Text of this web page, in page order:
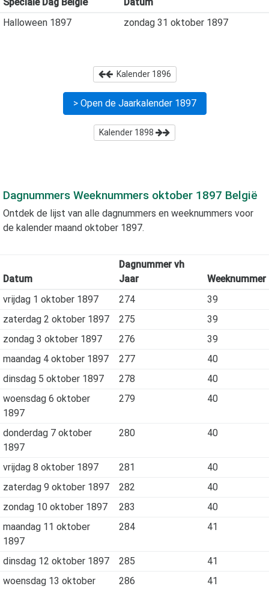
Halloween 1897
zondag 31 oktober 1897
Kalender 1896
> Open de Jaarkalender 1897
Kalender 1898
Dagnummers Weeknummers oktober 1897 België
Ontdek de lijst van alle dagnummers en weeknummers voor
de kalender maand oktober 1897.
Datum
Dagnummer vh
Jaar
Weeknummer
vrijdag 1 oktober 1897
274
39
zaterdag 2 oktober 1897
275
39
zondag 3 oktober 1897
276
39
maandag 4 oktober 1897
277
40
dinsdag 5 oktober 1897
278
40
woensdag 6 oktober
1897
279 40
donderdag 7 oktober
1897
280 40
vrijdag 8 oktober 1897 281
40
zaterdag 9 oktober 1897
282
40
zondag 10 oktober 1897
283
40
maandag 11 oktober
1897
284 41
dinsdag 12 oktober 1897 285
41
woensdag 13 oktober
286 41